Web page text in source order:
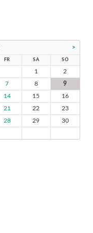
>
FR SA SO
1
2
7 8
9
14 15
16
21 22
23
28 29
30